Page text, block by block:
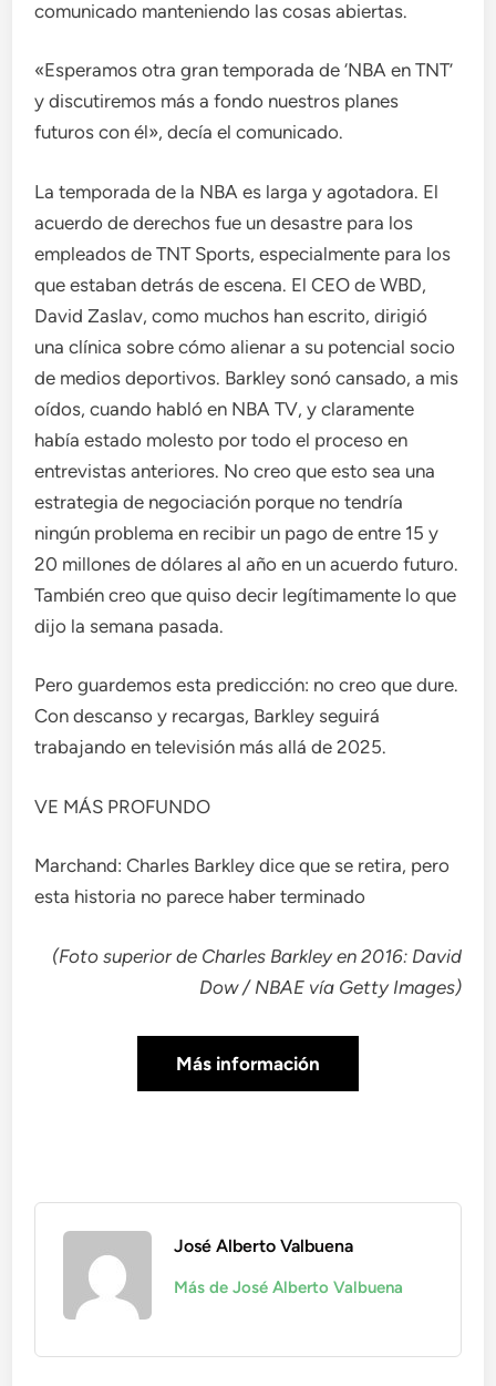
comunicado manteniendo las cosas abiertas.
«Esperamos otra gran temporada de ‘NBA en TNT’
y discutiremos más a fondo nuestros planes
futuros con él», decía el comunicado.
La temporada de la NBA es larga y agotadora. El
acuerdo de derechos fue un desastre para los
empleados de TNT Sports, especialmente para los
que estaban detrás de escena. El CEO de WBD,
David Zaslav, como muchos han escrito, dirigió
una clínica sobre cómo alienar a su potencial socio
de medios deportivos. Barkley sonó cansado, a mis
oídos, cuando habló en NBA TV, y claramente
había estado molesto por todo el proceso en
entrevistas anteriores. No creo que esto sea una
estrategia de negociación porque no tendría
ningún problema en recibir un pago de entre 15 y
20 millones de dólares al año en un acuerdo futuro.
También creo que quiso decir legítimamente lo que
dijo la semana pasada.
Pero guardemos esta predicción: no creo que dure.
Con descanso y recargas, Barkley seguirá
trabajando en televisión más allá de 2025.
VE MÁS PROFUNDO
Marchand: Charles Barkley dice que se retira, pero
esta historia no parece haber terminado
(Foto superior de Charles Barkley en 2016: David
Dow / NBAEvía Getty Images)
Más información
José Alberto Valbuena
Más de José Alberto Valbuena